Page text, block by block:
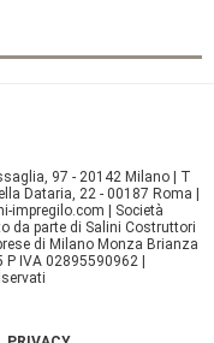
97 - 20142 Milano | T
Dataria, 22 - 00187 Roma |
impregilo.com | Società
da parte di Salini Costruttori
di Milano Monza Brianza
P IVA 02895590962 |